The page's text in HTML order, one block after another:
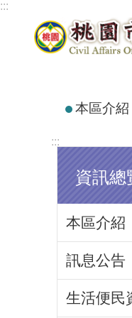
跳到主要內容區塊
:::
本區介紹
:::
資訊總
本區介紹
訊息公告
生活便民